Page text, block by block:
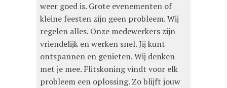
weer goed is. Grote evenementen of
kleine feesten zijn geen probleem. Wij
regelen alles. Onze medewerkers zijn
vriendelijk en werken snel. Jij kunt
ontspannen en genieten. Wij denken
met je mee. Flitskoning vindt voor elk
probleem een oplossing. Zo blijft jouw